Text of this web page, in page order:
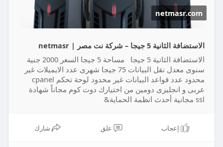
netmasr.com
الاستضافة الثانية 5 جيجا – شركة نت مصر | netmasr
الاستضافة الثانية 5 جيجا مساحة 5 جيجا السعر 2000 جنية
سنوى معدل نقل البيانات 75 جيجا شهرى عدد الايميلات غير
محدود عدد قواعد البيانات غير محدود لوحة تحكم cpanel
عربى و انجليزى دومين من اختيارك دوت كوم مجاناً شهادة
ssl مجانية أحدث انظمة الحماية&
إعجاب علق شارك